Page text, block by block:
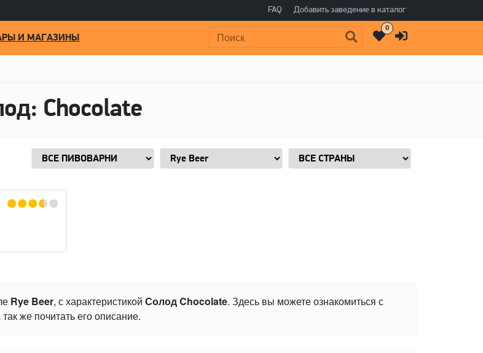
FAQ Добавить заведение в каталог
Поиск:
И МАГАЗИНЫ
0
Chocolate
Rye Beer, с характеристикой Солод Chocolate. Здесь вы можете ознакомиться с
же почитать его описание.